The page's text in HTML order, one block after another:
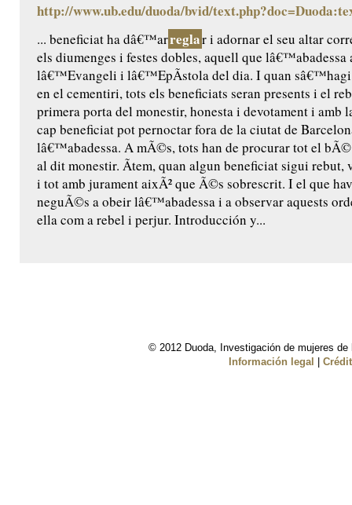
http://www.ub.edu/duoda/bvid/
... beneficiat ha dâ€™arreglar i adornar el seu altar
els diumenges i festes dobles, aquell que
lâ€™Evangeli i lâ€™EpÃ­stola del dia. I quan
en el cementiri, tots els beneficiats seran presents i el
primera porta del monestir, honesta i devotament i amb
cap beneficiat pot pernoctar fora de la ciutat de
lâ€™abadessa. A mÃ©s, tots han de procurar tot el
al dit monestir. Ãtem, quan algun beneficiat sigui
i tot amb jurament aixÃ² que Ã©s sobrescrit. I el que
neguÃ©s a obeir lâ€™abadessa i a observar aquests
ella com a rebel i perjur. Introducción y...
© 2012 Duoda, Investigación de mujeres
Información legal